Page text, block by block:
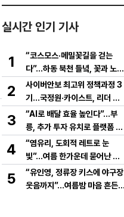
실시간 인기 기사
1
“코스모스·메밀꽃길을 걷는
다”…하동 북천 들녘, 꽃과 노래
로 물드는 가을의 하루
2
사이버안보 최고위 정책과정 3
기…국정원·카이스트, 리더 안
보역량 키운다
3
“AI로 배달 효율 높인다”…부
릉, 추가 투자 유치로 플랫폼 혁
신 가속
4
“염유리, 도회적 레트로 눈
빛”…여름 한가운데 묻어난 자
유의 감각→팬들 궁금증 증폭
5
“유인영, 정류장 키스에 야구장
웃음까지”…여름밤 마음 흔든